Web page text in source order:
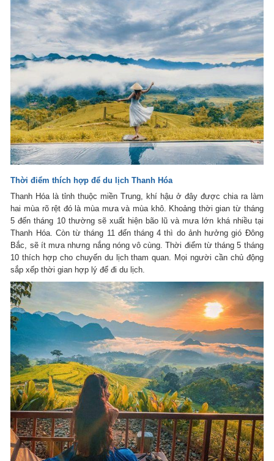
Thời điểm thích hợp để du lịch Thanh Hóa
Thanh Hóa là tỉnh thuộc miền Trung, khí hậu ở đây được chia ra làm
hai mùa rõ rệt đó là mùa mưa và mùa khô. Khoảng thời gian từ tháng
5 đến tháng 10 thường sẽ xuất hiện bão lũ và mưa lớn khá nhiều tại
Thanh Hóa. Còn từ tháng 11 đến tháng 4 thì do ảnh hưởng gió Đông
Bắc, sẽ ít mưa nhưng nắng nóng vô cùng. Thời điểm từ tháng 5 tháng
10 thích hợp cho chuyến du lịch tham quan. Mọi người cần chủ động
sắp xếp thời gian hợp lý để đi du lịch.